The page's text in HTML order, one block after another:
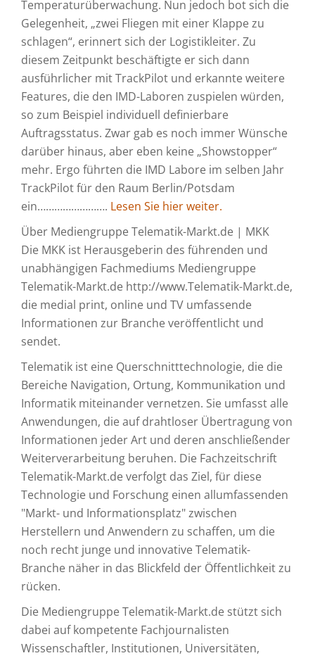
Temperaturüberwachung. Nun jedoch bot sich die
Gelegenheit, „zwei Fliegen mit einer Klappe zu
schlagen“, erinnert sich der Logistikleiter. Zu
diesem Zeitpunkt beschäftigte er sich dann
ausführlicher mit TrackPilot und erkannte weitere
Features, die den IMD-Laboren zuspielen würden,
so zum Beispiel individuell definierbare
Auftragsstatus. Zwar gab es noch immer Wünsche
darüber hinaus, aber eben keine „Showstopper“
mehr. Ergo führten die IMD Labore im selben Jahr
TrackPilot für den Raum Berlin/Potsdam
ein……………………. Lesen Sie hier weiter.
Über Mediengruppe Telematik-Markt.de | MKK
Die MKK ist Herausgeberin des führenden und
unabhängigen Fachmediums Mediengruppe
Telematik-Markt.de http://www.Telematik-Markt.de,
die medial print, online und TV umfassende
Informationen zur Branche veröffentlicht und
sendet.
Telematik ist eine Querschnitttechnologie, die die
Bereiche Navigation, Ortung, Kommunikation und
Informatik miteinander vernetzen. Sie umfasst alle
Anwendungen, die auf drahtloser Übertragung von
Informationen jeder Art und deren anschließender
Weiterverarbeitung beruhen. Die Fachzeitschrift
Telematik-Markt.de verfolgt das Ziel, für diese
Technologie und Forschung einen allumfassenden
"Markt- und Informationsplatz" zwischen
Herstellern und Anwendern zu schaffen, um die
noch recht junge und innovative Telematik-
Branche näher in das Blickfeld der Öffentlichkeit zu
rücken.
Die Mediengruppe Telematik-Markt.de stützt sich
dabei auf kompetente Fachjournalisten
Wissenschaftler, Institutionen, Universitäten,